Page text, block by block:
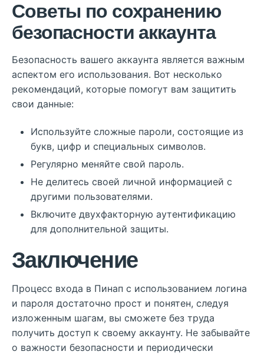
Советы по сохранению
безопасности аккаунта
Безопасность вашего аккаунта является важным
аспектом его использования. Вот несколько
рекомендаций, которые помогут вам защитить
свои данные:
Используйте сложные пароли, состоящие из
букв, цифр и специальных символов.
Регулярно меняйте свой пароль.
Не делитесь своей личной информацией с
другими пользователями.
Включите двухфакторную аутентификацию
для дополнительной защиты.
Заключение
Процесс входа в Пинап с использованием логина
и пароля достаточно прост и понятен, следуя
изложенным шагам, вы сможете без труда
получить доступ к своему аккаунту. Не забывайте
о важности безопасности и периодически